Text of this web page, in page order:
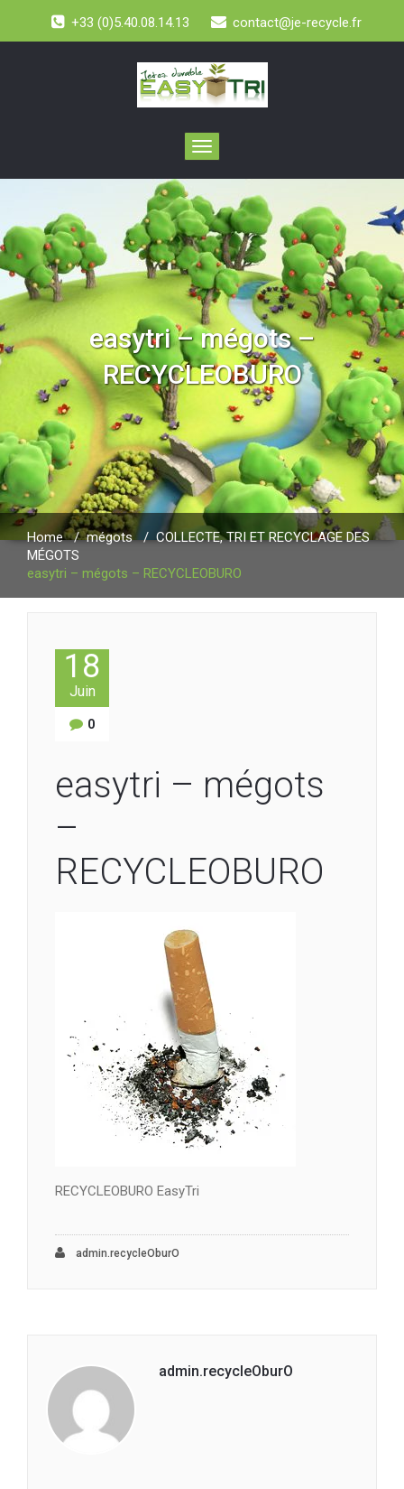
+33 (0)5.40.08.14.13 contact@je-recycle.fr
Toggle
navigation
easytri – mégots –
RECYCLEOBURO
Home/mégots/COLLECTE, TRI ET RECYCLAGE DES
MÉGOTS
easytri – mégots – RECYCLEOBURO
18
Juin
0
easytri – mégots
–
RECYCLEOBURO
RECYCLEOBURO EasyTri
admin.recycleOburO
admin.recycleOburO